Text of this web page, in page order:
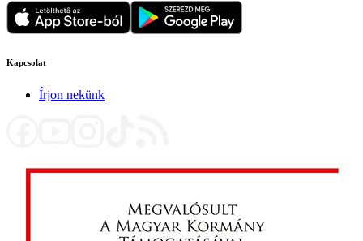
Kapcsolat
Írjon nekünk